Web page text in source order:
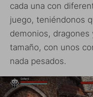
cada una con
juego, teniéndonos
demonios,
tamaño, con unos
nada pesados.